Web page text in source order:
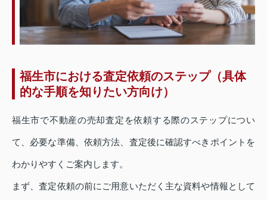
福生市における査定依頼のステップ（具体
的な手順を知りたい方向け）
福生市で不動産の売却査定を依頼する際のステップについ
て、必要な準備、依頼方法、査定後に確認すべきポイントを
わかりやすくご案内します。
まず、査定依頼の前にご用意いただく主な資料や情報として